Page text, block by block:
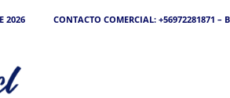
2026 CONTACTO COMERCIAL: +56972281871 –